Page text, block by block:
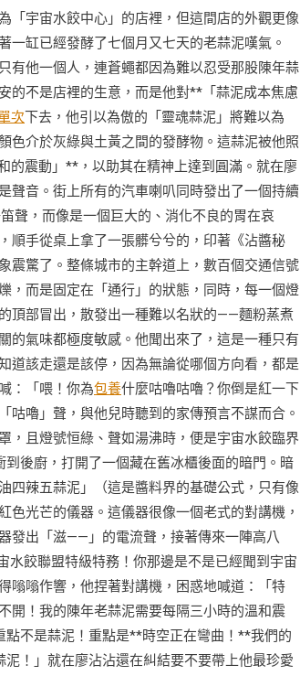
「宇宙水餃中心」的店裡，但這間店的外觀更像
缸已經發酵了七個月又七天的老蒜泥嘆氣。
有他一個人，連蒼蠅都因為難以忍受那股陳年蒜
的不是店裡的生意，而是他對**「蒜泥成本焦慮
次下去，他引以為傲的「靈魂蒜泥」將難以為
色介於灰綠與土黃之間的發酵物。這蒜泥被他照
的震動」**，以助其在精神上達到圓滿。就在廖
聲音。街上所有的汽車喇叭同時發出了一個持續
聲，而像是一個巨大的、消化不良的胃在哀
順手從桌上拿了一張髒兮兮的，印著《沾醬秘
震驚了。整條城市的主幹道上，數百個交通信號
，而是固定在「通行」的狀態，同時，每一個燈
頂部冒出，散發出一種難以名狀的——麵粉蒸煮
的氣味都極度敏感。他聞出來了，這是一種只有
道該走還是該停，因為無論從哪個方向看，都是
：「喂！你為包養什麼咕嚕咕嚕？你倒是紅一下
嚕」聲，與他兒時聽到的家傳預言不謀而合。
，且燈號恒綠、聲如湯沸時，便是宇宙水餃臨界
後廚，打開了一個藏在舊冰櫃後面的暗門。暗
四辣五蒜泥」（這是醬料界的基礎公式，只有像
色光芒的儀器。這儀器很像一個老式的對講機，
發出「滋——」的電流聲，接著傳來一陣高八
水餃聯盟特級特務！你那邊是不是已經聞到宇宙
嗡嗡作響，他捏著對講機，困惑地喊道：「特
開！我的陳年老蒜泥需要每隔三小時的溫和震
不是蒜泥！重點是**時空正在彎曲！**我們的
！」就在廖沾沾還在糾結要不要帶上他最珍愛